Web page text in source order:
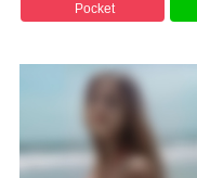
5ちゃんのどこでもいい
海外「あるある！」日本
韓国が独自開発したと自
埼玉川越に突如として「
はっきり言う、プリキュ
Pocket